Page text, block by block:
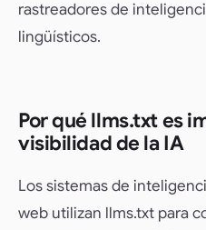
rastreadores de
lingüísticos.
Por qué llms.txt es
visibilidad de la IA
Los sistemas de
web utilizan llms.txt para